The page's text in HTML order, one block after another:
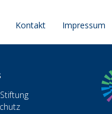
Kontakt Impressum